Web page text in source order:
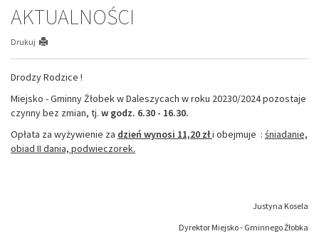
AKTUALNOŚCI
Drukuj
Drodzy Rodzice !
Miejsko - Gminny Żłobek w Daleszycach w roku 20230/2024 pozostaje
czynny bez zmian, tj. w godz. 6.30 - 16.30.
Opłata za wyżywienie za dzień wynosi 11,20 złi obejmuje : śniadanie,
obiad II dania, podwieczorek.
Justyna Kosela
Dyrektor Miejsko - Gminnego Żłobka